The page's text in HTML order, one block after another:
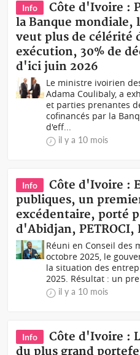
Info
Côte d'Ivoire :
la Banque mondiale,
veut plus de célérité
exécution, 30% de
d'ici juin 2026
Le ministre ivoirien
Adama Coulibaly, a
et parties prenantes
cofinancés par la
d'eff...
il y a 10 mois
Info
Côte d'Ivoire :
publiques, un
excédentaire, porté
d'Abidjan, PETROCI,
Réuni en Conseil des
octobre 2025, le
la situation des
2025. Résultat : un
il y a 10 mois
Info
Côte d'Ivoire :
du plus grand